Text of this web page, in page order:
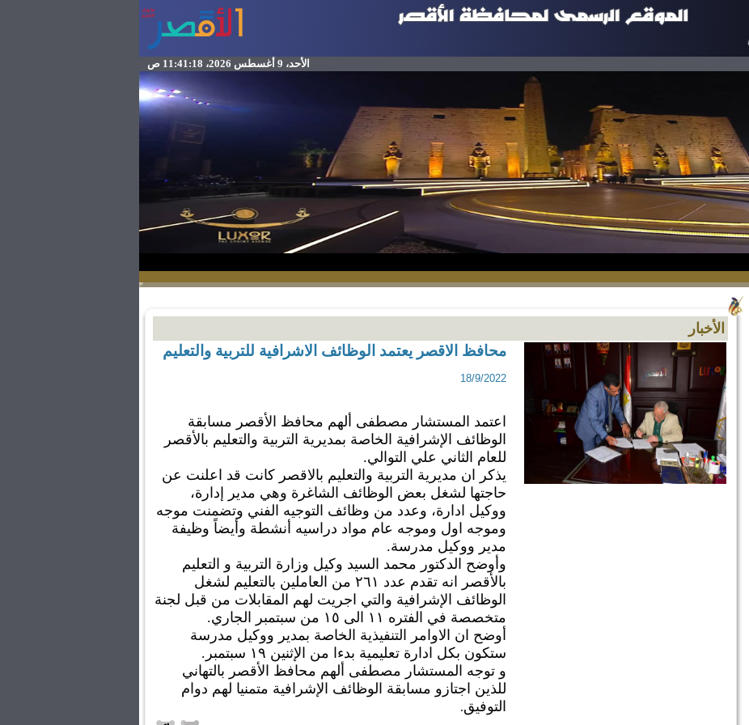
الأحد، 9 أغسطس 2026، 11:41:18 ص
الأخبار
محافظ الاقصر يعتمد الوظائف الاشرافية للتربية والتعليم
18/9/2022
للعام الثاني علي التوالي.
مدير ووكيل مدرسة.
الوظائف الإشرافية
متخصصة في الفتره ١١ الى ١٥ من سبتمبر الجاري.
ستكون بكل ادارة تعليمية بدءا من الإثنين ١٩ سبتمبر.
التوفيق.